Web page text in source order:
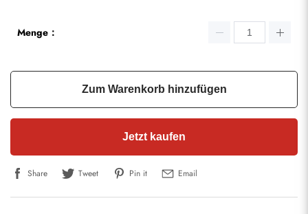
Menge：
Zum Warenkorb hinzufügen
Jetzt kaufen
Share Tweet Pin it Email